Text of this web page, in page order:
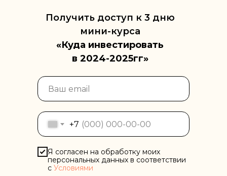
+7
Я согласен на обработку моих
персональных данных в соответствии
с Условиями
Получить доступ к 3 дню
мини-курса
«Куда инвестировать
в 2024-2025гг»